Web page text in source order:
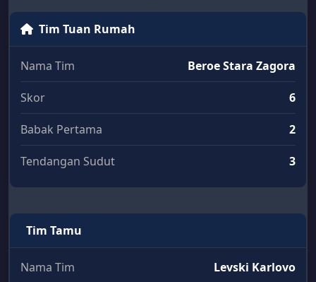
Tim Tuan Rumah
Nama Tim Beroe Stara Zagora
Skor 6
Babak Pertama 2
Tendangan Sudut 3
Tim Tamu
Nama Tim Levski Karlovo